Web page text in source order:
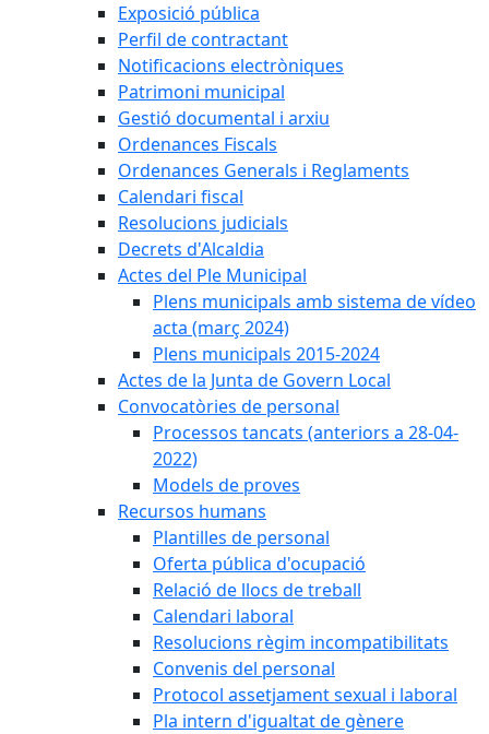
Exposició pública
Perfil de contractant
Notificacions electròniques
Patrimoni municipal
Gestió documental i arxiu
Ordenances Fiscals
Ordenances Generals i Reglaments
Calendari fiscal
Resolucions judicials
Decrets d'Alcaldia
Actes del Ple Municipal
Plens municipals amb sistema de vídeo
acta (març 2024)
Plens municipals 2015-2024
Actes de la Junta de Govern Local
Convocatòries de personal
Processos tancats (anteriors a 28-04-
2022)
Models de proves
Recursos humans
Plantilles de personal
Oferta pública d'ocupació
Relació de llocs de treball
Calendari laboral
Resolucions règim incompatibilitats
Convenis del personal
Protocol assetjament sexual i laboral
Pla intern d'igualtat de gènere